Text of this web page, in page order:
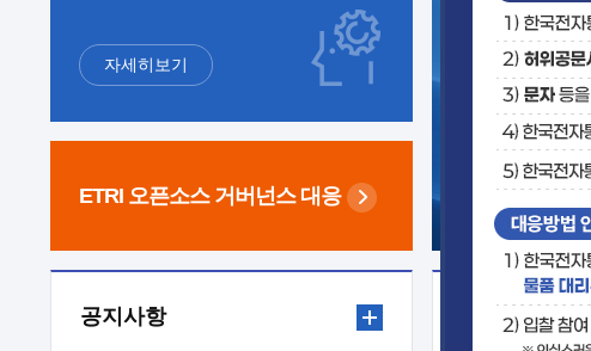
자세히보기
ETRI 오픈소스 거버넌스 대응
공지사항 보도자료